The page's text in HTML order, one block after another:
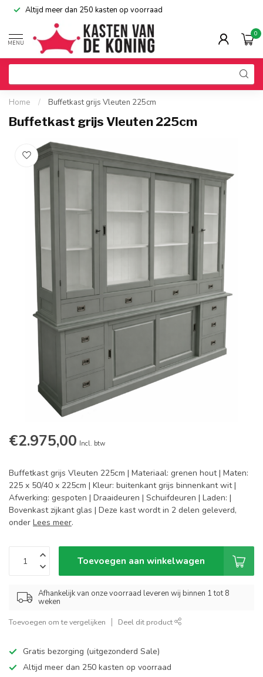
Altijd meer dan 250 kasten op voorraad
MENU
0
Home / Buffetkast grijs Vleuten 225cm
Buffetkast grijs Vleuten 225cm
€2.975,00 Incl. btw
Buffetkast grijs Vleuten 225cm | Materiaal: grenen hout | Maten:
225 x 50/40 x 225cm | Kleur: buitenkant grijs binnenkant wit |
Afwerking: gespoten | Draaideuren | Schuifdeuren | Laden: |
Bovenkast zijkant glas | Deze kast wordt in 2 delen geleverd,
onder Lees meer.
Toevoegen aan winkelwagen
Afhankelijk van onze voorraad leveren wij binnen 1 tot 8
weken
Toevoegen om te vergelijken Deel dit product
Gratis bezorging (uitgezonderd Sale)
Altijd meer dan 250 kasten op voorraad